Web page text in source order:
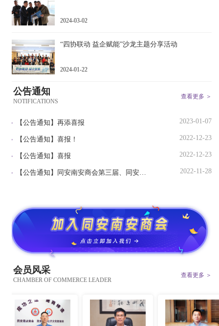
2024-03-02
“四协联动 益企赋能”沙龙主题分享活动
2024-01-22
公告通知
NOTIFICATIONS
查看更多 ＞
【公告通知】 再添喜报 2023-01-07
【公告通知】 喜报！ 2022-12-23
【公告通知】 喜报 2022-12-23
【公告通知】 同安南安商会第三届、同安成功经济文化促进会第五届第十次理监事会 2022-11-28
会员风采
CHAMBER OF COMMERCE LEADER
查看更多 ＞